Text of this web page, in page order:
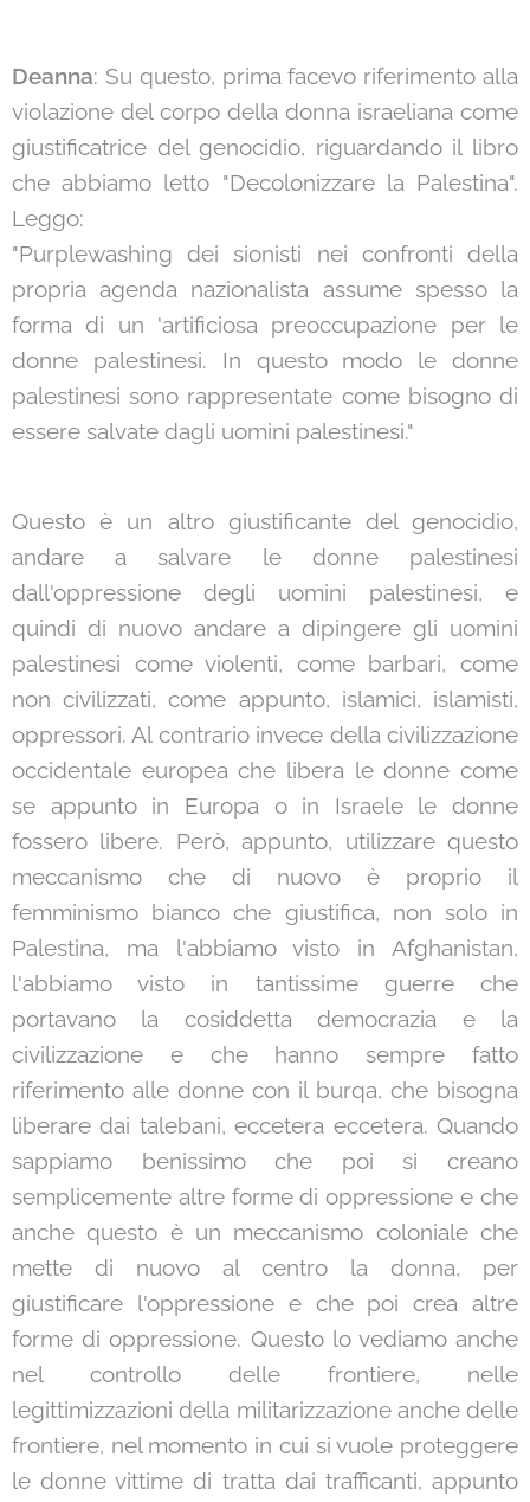
Deanna: Su questo, prima facevo riferimento alla
violazione del corpo della donna israeliana come
giustificatrice del genocidio, riguardando il libro
che abbiamo letto "Decolonizzare la Palestina".
Leggo:
"Purplewashing dei sionisti nei confronti della
propria agenda nazionalista assume spesso la
forma di un 'artificiosa preoccupazione per le
donne palestinesi. In questo modo le donne
palestinesi sono rappresentate come bisogno di
essere salvate dagli uomini palestinesi."
Questo è un altro giustificante del genocidio,
andare a salvare le donne palestinesi
dall'oppressione degli uomini palestinesi, e
quindi di nuovo andare a dipingere gli uomini
palestinesi come violenti, come barbari, come
non civilizzati, come appunto, islamici, islamisti,
oppressori. Al contrario invece della civilizzazione
occidentale europea che libera le donne come
se appunto in Europa o in Israele le donne
fossero libere. Però, appunto, utilizzare questo
meccanismo che di nuovo è proprio il
femminismo bianco che giustifica, non solo in
Palestina, ma l'abbiamo visto in Afghanistan,
l'abbiamo visto in tantissime guerre che
portavano la cosiddetta democrazia e la
civilizzazione e che hanno sempre fatto
riferimento alle donne con il burqa, che bisogna
liberare dai talebani, eccetera eccetera. Quando
sappiamo benissimo che poi si creano
semplicemente altre forme di oppressione e che
anche questo è un meccanismo coloniale che
mette di nuovo al centro la donna, per
giustificare l'oppressione e che poi crea altre
forme di oppressione. Questo lo vediamo anche
nel controllo delle frontiere, nelle
legittimizzazioni della militarizzazione anche delle
frontiere, nel momento in cui si vuole proteggere
le donne vittime di tratta dai trafficanti, appunto